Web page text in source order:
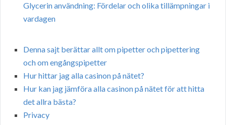
Glycerin användning: Fördelar och olika tillämpningar i
vardagen
Denna sajt berättar allt om pipetter och pipettering
och om engångspipetter
Hur hittar jag alla casinon på nätet?
Hur kan jag jämföra alla casinon på nätet för att hitta
det allra bästa?
Privacy